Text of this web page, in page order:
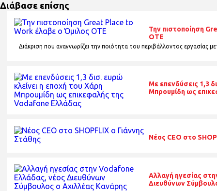
Διάβασε επίσης
Την πιστοποίηση
ΟΤΕ
Διάκριση που αναγνωρίζει την ποιότητα του περιβάλλοντος εργασίας
Με επενδύσεις 1,3
Μπρουμίδη ως
Νέος CEO στο
Αλλαγή ηγεσίας
Διευθύνων